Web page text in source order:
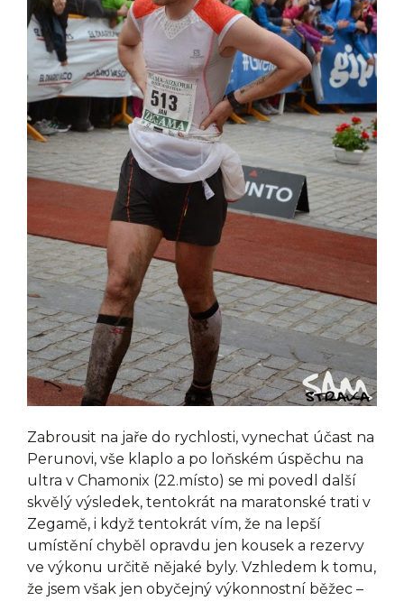
Zabrousit na jaře do rychlosti, vynechat účast na
Perunovi, vše klaplo a po loňském úspěchu na
ultra v Chamonix (22.místo) se mi povedl další
skvělý výsledek, tentokrát na maratonské trati v
Zegamě, i když tentokrát vím, že na lepší
umístění chyběl opravdu jen kousek a rezervy
ve výkonu určitě nějaké byly. Vzhledem k tomu,
že jsem však jen obyčejný výkonnostní běžec –